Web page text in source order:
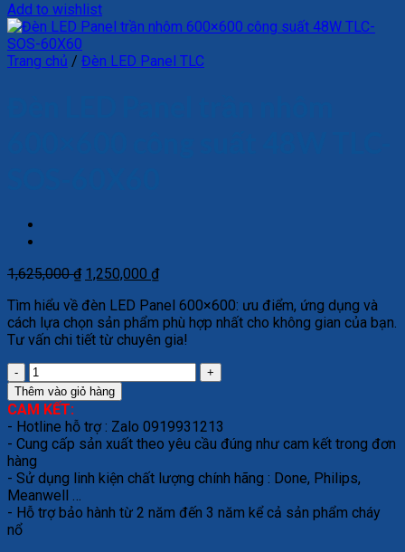
Add to wishlist
Trang chủ / Đèn LED Panel TLC
1,625,000₫ Giá
là:
1,625,000 ₫.
1,250,000 ₫Giá
tại
là:
1,250,000 ₫.
Tìm hiểu về đèn LED Panel 600×600: ưu điểm, ứng dụng và
cách lựa chọn sản phẩm phù hợp nhất cho không gian của bạn.
Tư vấn chi tiết từ chuyên gia!
Đèn
LED
Panel
trần
nhôm
600×600
công
suất
48W
TLC-
Thêm vào giỏ hàng
CAM KẾT:
- Hotline hỗ trợ : Zalo 0919931213
- Cung cấp sản xuất theo yêu cầu đúng như cam kết trong đơn
hàng
- Sử dụng linh kiện chất lượng chính hãng : Done, Philips,
Meanwell …
- Hỗ trợ bảo hành từ 2 năm đến 3 năm kể cả sản phẩm cháy
nổ